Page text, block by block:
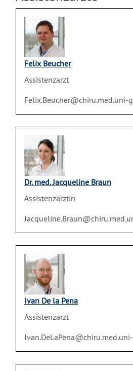
Felix Beucher
Assistenzarzt
Felix.Beucher@chiru.med.uni-
Dr. med. Jacqueline Braun
Assistenzärztin
Ivan De la Pena
Assistenzarzt